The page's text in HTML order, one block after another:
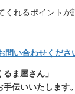
れるポイントが
い合わせくださ
るま屋さん」
伝いいたします。